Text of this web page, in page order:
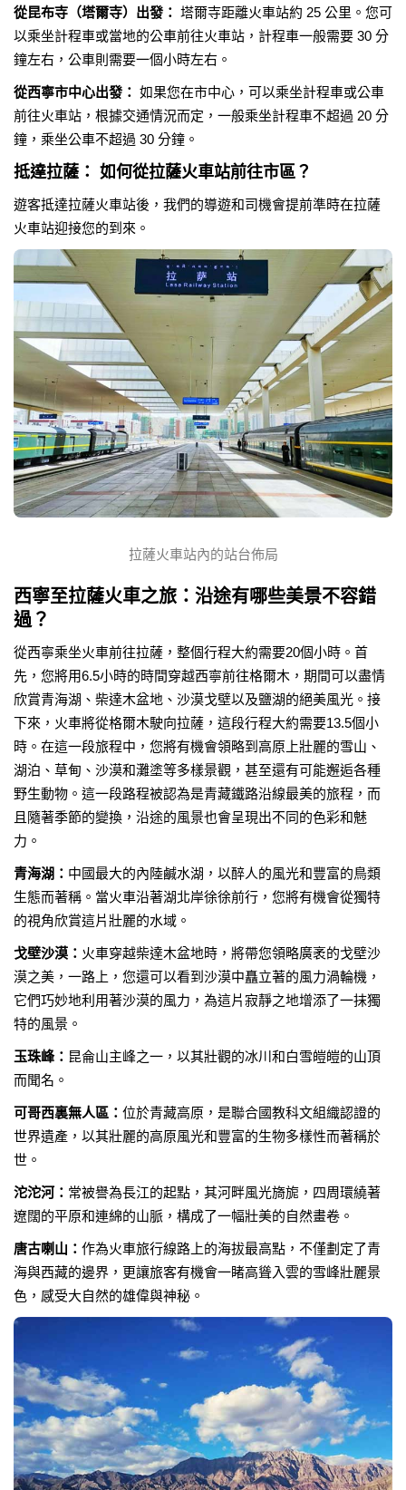
從昆布寺（塔爾寺）出發： 塔爾寺距離火車站約 25 公里。您可
以乘坐計程車或當地的公車前往火車站，計程車一般需要 30 分
鐘左右，公車則需要一個小時左右。
從西寧市中心出發： 如果您在市中心，可以乘坐計程車或公車
前往火車站，根據交通情況而定，一般乘坐計程車不超過 20 分
鐘，乘坐公車不超過 30 分鐘。
抵達拉薩： 如何從拉薩火車站前往市區？
遊客抵達拉薩火車站後，我們的導遊和司機會提前準時在拉薩
火車站迎接您的到來。
拉薩火車站內的站台佈局
西寧至拉薩火車之旅：沿途有哪些美景不容錯
過？
從西寧乘坐火車前往拉薩，整個行程大約需要20個小時。首
先，您將用6.5小時的時間穿越西寧前往格爾木，期間可以盡情
欣賞青海湖、柴達木盆地、沙漠戈壁以及鹽湖的絕美風光。接
下來，火車將從格爾木駛向拉薩，這段行程大約需要13.5個小
時。在這一段旅程中，您將有機會領略到高原上壯麗的雪山、
湖泊、草甸、沙漠和灘塗等多樣景觀，甚至還有可能邂逅各種
野生動物。這一段路程被認為是青藏鐵路沿線最美的旅程，而
且隨著季節的變換，沿途的風景也會呈現出不同的色彩和魅
力。
青海湖： 中國最大的內陸鹹水湖，以醉人的風光和豐富的鳥類
生態而著稱。當火車沿著湖北岸徐徐前行，您將有機會從獨特
的視角欣賞這片壯麗的水域。
戈壁沙漠： 火車穿越柴達木盆地時，將帶您領略廣袤的戈壁沙
漠之美，一路上，您還可以看到沙漠中矗立著的風力渦輪機，
它們巧妙地利用著沙漠的風力，為這片寂靜之地增添了一抹獨
特的風景。
玉珠峰： 昆侖山主峰之一，以其壯觀的冰川和白雪皚皚的山頂
而聞名。
可哥西裏無人區： 位於青藏高原，是聯合國教科文組織認證的
世界遺產，以其壯麗的高原風光和豐富的生物多樣性而著稱於
世。
沱沱河： 常被譽為長江的起點，其河畔風光旖旎，四周環繞著
遼闊的平原和連綿的山脈，構成了一幅壯美的自然畫卷。
唐古喇山： 作為火車旅行線路上的海拔最高點，不僅劃定了青
海與西藏的邊界，更讓旅客有機會一睹高聳入雲的雪峰壯麗景
色，感受大自然的雄偉與神秘。